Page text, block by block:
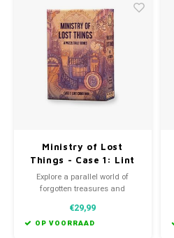
Favorieten van Siebe
Ministry of Lost
Things - Case 1: Lint
Condition
Explore a parallel world of
forgotten treasures and
narrative tabletop puzzle
adventure. Uncover secret
€29,99
OP VOORRAAD